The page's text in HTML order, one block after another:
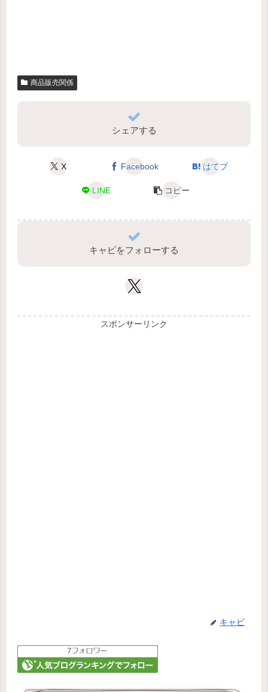
商品販売関係
シェアする
X Facebook はてブ
LINE コピー
キャビをフォローする
スポンサーリンク
キャビ